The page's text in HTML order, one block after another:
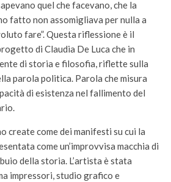
quel che facevano, che la
fatto non assomigliava per nulla a
fare”. Questa riflessione è il
di Claudia De Luca che in
di storia e filosofia, riflette sulla
parola politica. Parola che misura
di esistenza nel fallimento del
create come dei manifesti su cui la
come un’improvvisa macchia di
della storia. L’artista è stata
impressori, studio grafico e